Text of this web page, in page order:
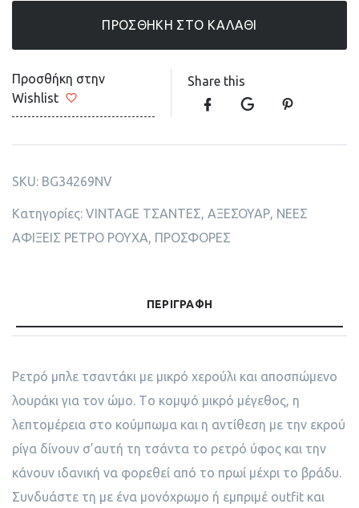
ΠΡΟΣΘΉΚΗ ΣΤΟ ΚΑΛΆΘΙ
Προσθήκη στην
Wishlist
Share this
SKU: BG34269NV
Κατηγορίες: VINTAGE ΤΣΑΝΤΕΣ, ΑΞΕΣΟΥΑΡ, ΝΕΕΣ
ΑΦΙΞΕΙΣ ΡΕΤΡΟ ΡΟΥΧΑ, ΠΡΟΣΦΟΡΕΣ
ΠΕΡΙΓΡΑΦΉ
Ρετρό μπλε τσαντάκι με μικρό χερούλι και αποσπώμενο
λουράκι για τον ώμο. Tο κομψό μικρό μέγεθος, η
λεπτομέρεια στο κούμπωμα και η αντίθεση με την εκρού
ρίγα δίνουν σ’αυτή τη τσάντα το ρετρό ύφος και την
κάνουν ιδανική να φορεθεί από το πρωί μέχρι το βράδυ.
Συνδυάστε τη με ένα μονόχρωμο ή εμπριμέ outfit και